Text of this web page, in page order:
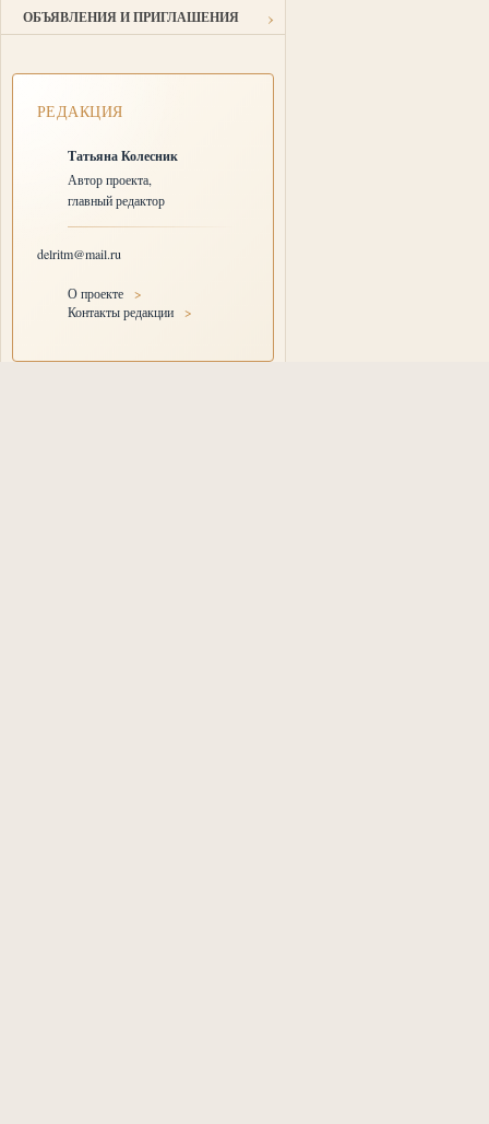
ОБЪЯВЛЕНИЯ И ПРИГЛАШЕНИЯ ›
РЕДАКЦИЯ
Татьяна Колесник
Автор проекта,
главный редактор
delritm@mail.ru
О проекте
>
Контакты редакции
>